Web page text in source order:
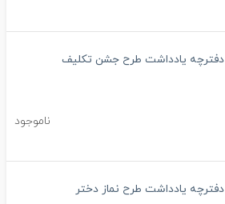
دفترچه یادداشت طرح جشن تکلیف
ناموجود
دفترچه یادداشت طرح نماز دختر